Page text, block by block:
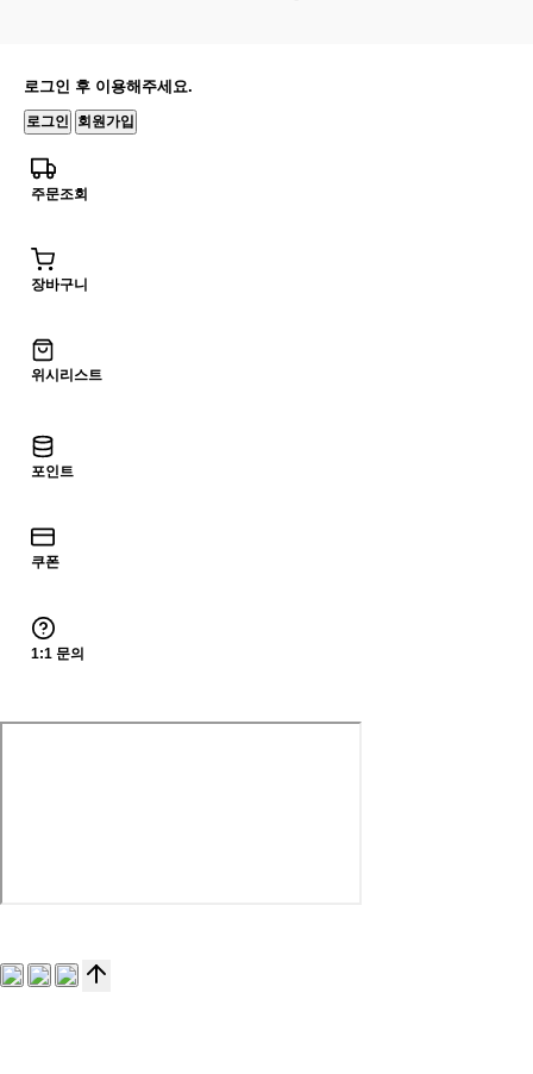
로그인 후 이용해주세요.
로그인 회원가입
주문조회
장바구니
위시리스트
포인트
쿠폰
1:1 문의